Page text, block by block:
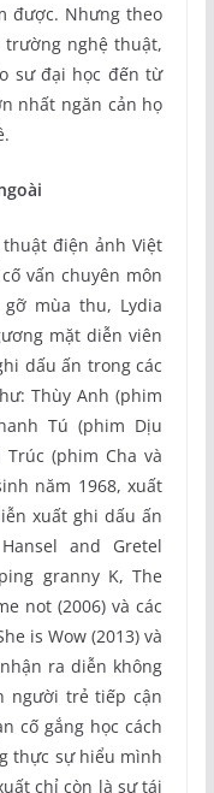
được. Nhưng theo
trường nghệ thuật,
sư đại học đến từ
nhất ngăn cản họ
điện ảnh Việt
vấn chuyên môn
gỡ mùa thu, Lydia
mặt diễn viên
dấu ấn trong các
Thùy Anh (phim
Tú (phim Dịu
(phim Cha và
năm 1968, xuất
xuất ghi dấu ấn
and Gretel
granny K, The
not (2006) và các
is Wow (2013) và
ra diễn không
người trẻ tiếp cận
cố gắng học cách
thực sự hiểu mình
chỉ còn là sự tái